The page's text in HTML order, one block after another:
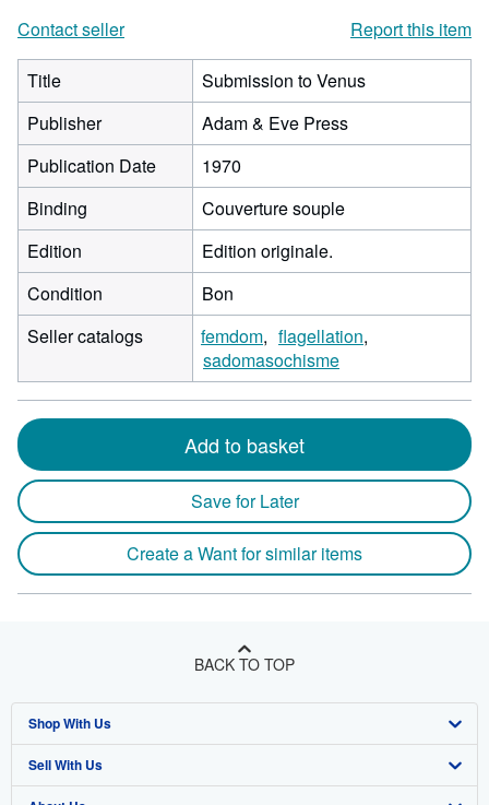
Contact seller
Report this item
Title
Submission to Venus
Publisher
Adam & Eve Press
Publication Date
1970
Binding
Couverture souple
Edition
Edition originale.
Condition
Bon
Seller catalogs
femdom
flagellation
sadomasochisme
Add to basket
Save for Later
Create a Want for similar items
BACK TO TOP
Shop With Us
Advanced Search
Sell With Us